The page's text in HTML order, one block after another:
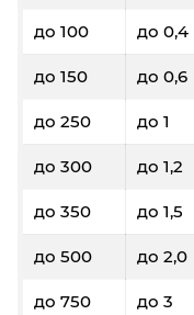
до 100 до 0,4
до 150 до 0,6
до 250 до 1
до 300 до 1,2
до 350 до 1,5
до 500 до 2,0
до 750 до 3